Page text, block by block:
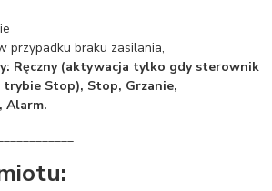
przypadku braku zasilania,
Ręczny (aktywacja tylko gdy sterownik
trybie Stop), Stop, Grzanie,
Alarm.